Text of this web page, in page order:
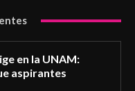
en la UNAM:
aspirantes